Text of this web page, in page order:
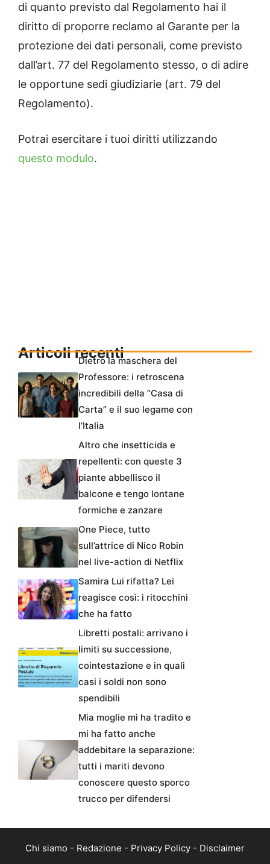
di quanto previsto dal Regolamento hai il
diritto di proporre reclamo al Garante per la
protezione dei dati personali, come previsto
dall’art. 77 del Regolamento stesso, o di adire
le opportune sedi giudiziarie (art. 79 del
Regolamento).
Potrai esercitare i tuoi diritti utilizzando
questo modulo.
Articoli recentiDietro la maschera del
Professore: i retroscena
incredibili della “Casa di
Carta” e il suo legame con
l’Italia
Altro che insetticida e
repellenti: con queste 3
piante abbellisco il
balcone e tengo lontane
formiche e zanzare
One Piece, tutto
sull’attrice di Nico Robin
nel live-action di Netflix
Samira Lui rifatta? Lei
reagisce così: i ritocchini
che ha fatto
Libretti postali: arrivano i
limiti su successione,
cointestazione e in quali
casi i soldi non sono
spendibili
Mia moglie mi ha tradito e
mi ha fatto anche
addebitare la separazione:
tutti i mariti devono
conoscere questo sporco
trucco per difendersi
Chi siamo - Redazione - Privacy Policy - Disclaimer